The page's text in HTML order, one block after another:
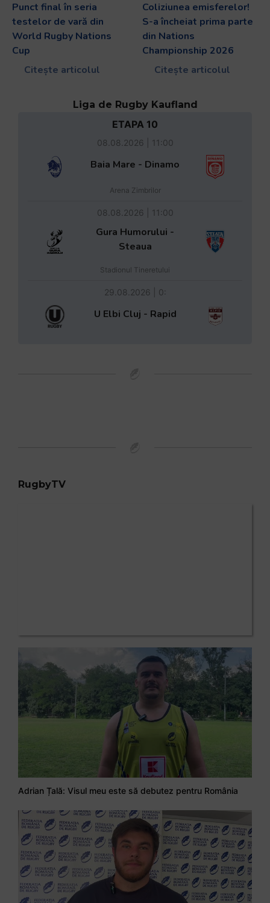
Punct final în seria
testelor de vară din
World Rugby Nations
Cup
Citește articolul
Coliziunea emisferelor!
S-a încheiat prima parte
din Nations
Championship 2026
Citește articolul
Liga de Rugby Kaufland
ETAPA 10
08.08.2026 | 11:00
Baia Mare - Dinamo
Arena Zimbrilor
08.08.2026 | 11:00
Gura Humorului -
Steaua
Stadionul Tineretului
29.08.2026 | 0:
U Elbi Cluj - Rapid
RugbyTV
Adrian Țală: Visul meu este să debutez pentru România